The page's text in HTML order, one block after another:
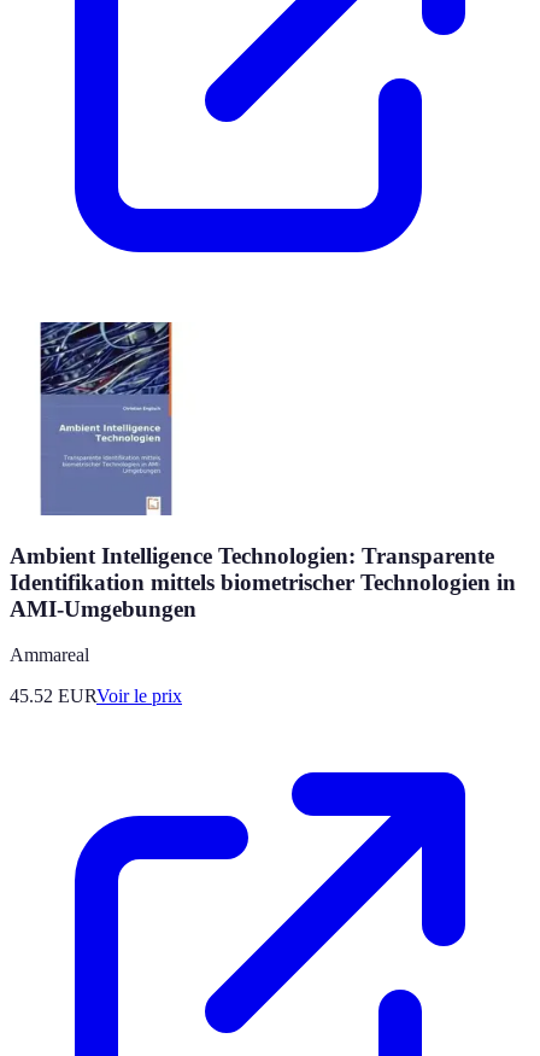
Ambient Intelligence Technologien: Transparente
Identifikation mittels biometrischer Technologien in
AMI-Umgebungen
Ammareal
45.52 EURVoir le prix